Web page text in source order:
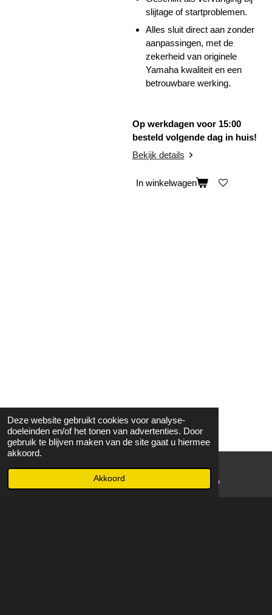
Deze website gebruikt cookies voor analyse-
doeleinden en/of het tonen van advertenties. Door
gebruik te blijven maken van de site gaat u hiermee
akkoord.
Akkoord
slijtage of startproblemen.
Alles sluit direct aan zonder
aanpassingen, met de
zekerheid van originele
Yamaha kwaliteit en een
betrouwbare werking.
Op werkdagen voor 15:00
besteld volgende dag in huis!
Bekijk details
In winkelwagen
WhatsApp